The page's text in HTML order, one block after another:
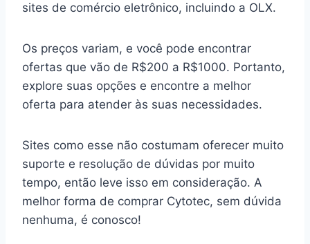
sites de comércio eletrônico, incluindo a OLX.
Os preços variam, e você pode encontrar
ofertas que vão de R$200 a R$1000. Portanto,
explore suas opções e encontre a melhor
oferta para atender às suas necessidades.
Sites como esse não costumam oferecer muito
suporte e resolução de dúvidas por muito
tempo, então leve isso em consideração. A
melhor forma de comprar Cytotec, sem dúvida
nenhuma, é conosco!